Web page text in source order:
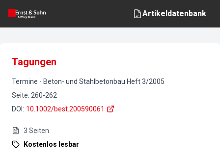
Artikeldatenbank
Tagungen
Termine - Beton- und Stahlbetonbau Heft3/2005
Seite: 260-262
DOI : 10.1002/best.200590061
3 Seiten
Kostenlos lesbar